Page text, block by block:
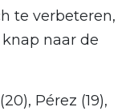
te verbeteren,
naar de
Pérez (19),